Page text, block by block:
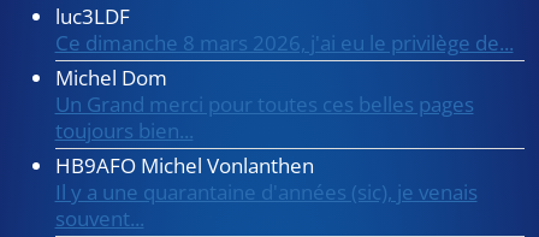
luc3LDF
Ce dimanche 8 mars 2026, j'ai eu le privilège de...
Michel Dom
Un Grand merci pour toutes ces belles pages
toujours bien...
HB9AFO Michel Vonlanthen
Il y a une quarantaine d'années (sic), je venais
souvent...